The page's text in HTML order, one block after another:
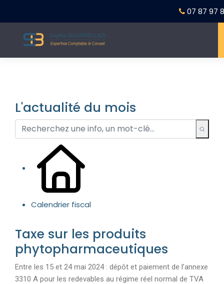
07 87 97
L'actualité du mois
Calendrier fiscal
Taxe sur les produits
phytopharmaceutiques
Entre les 15 et 24 mai 2024 : dépôt et paiement de l’annexe
3310 A pour les redevables au régime réel normal de TVA